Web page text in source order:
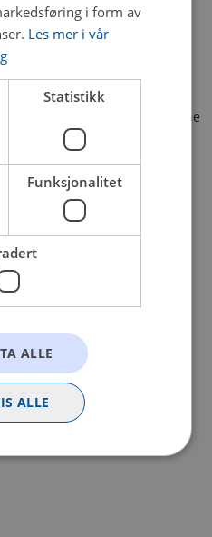
has occurred (see the
more information).
i form av
Les mer i vår
Statistikk
Funksjonalitet
ALLE
ALLE